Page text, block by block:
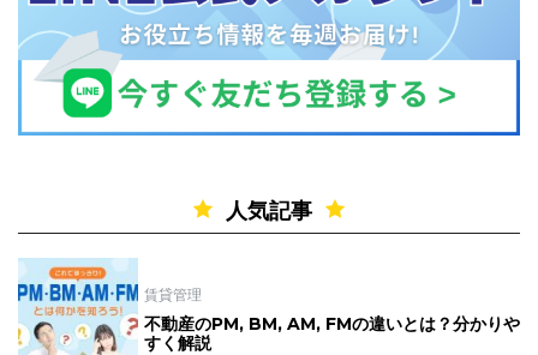
人気記事
賃貸管理
不動産のPM, BM, AM, FMの違いとは？分かりや
すく解説